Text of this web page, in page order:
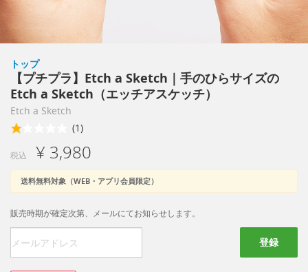
トップ
【プチプラ】Etch a Sketch｜手のひらサイズの
Etch a Sketch（エッチアスケッチ）
Etch a Sketch
(1)
税込 ¥ 3,980
送料無料対象（WEB・アプリ会員限定）
販売時期が確定次第、メールにてお知らせします。
登録